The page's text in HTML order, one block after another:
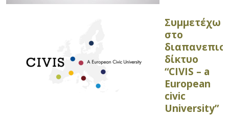
Συμμετέχω
στο
δίκτυο
“CIVIS – a
European
civic
University”